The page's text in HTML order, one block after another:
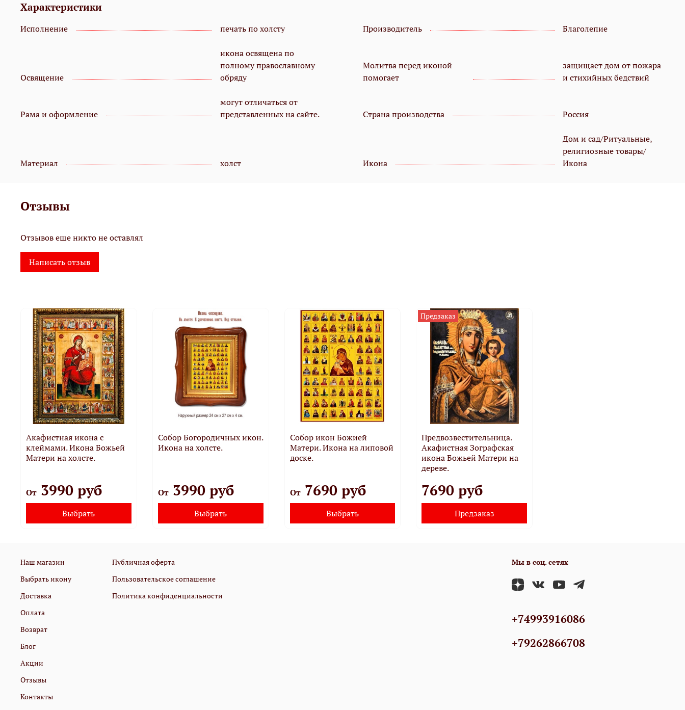
Характеристики
Исполнение печать по холсту Производитель Благолепие
Освящение
икона освящена по
полному православному
обряду
Молитва перед иконой
помогает
защищает дом от пожара
и стихийных бедствий
Рама и оформление
могут отличаться от
представленных на сайте.
Страна производства Россия
Материал холст Икона
Дом и сад/Ритуальные,
религиозные товары/
Икона
Отзывы
Отзывов еще никто не оставлял
Написать отзыв
Акафистная икона с
клеймами. Икона Божьей
Матери на холсте.
От 3990 руб
Выбрать
Собор Богородичных икон.
Икона на холсте.
От3990 руб
Выбрать
Собор икон Божией
Матери. Икона на липовой
доске.
От7690 руб
Выбрать
Предзаказ
Предвозвестительница.
Акафистная Зографская
икона Божьей Матери на
дереве.
7690 руб
Предзаказ
Наш магазин
Выбрать икону
Доставка
Оплата
Возврат
Блог
Акции
Отзывы
Контакты
Публичная оферта
Пользовательское соглашение
Политика конфиденциальности
Мы в соц. сетях
+74993916086
+79262866708